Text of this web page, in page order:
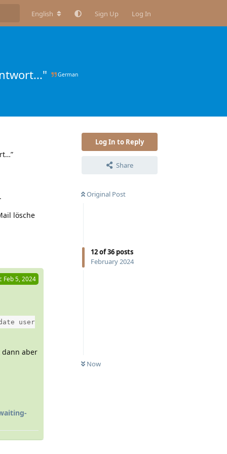
English Sign Up Log In
German
Log In to Reply
Share
Original Post
12of36 posts
February 2024
Now
lösche
Feb 5, 2024
user
dann aber